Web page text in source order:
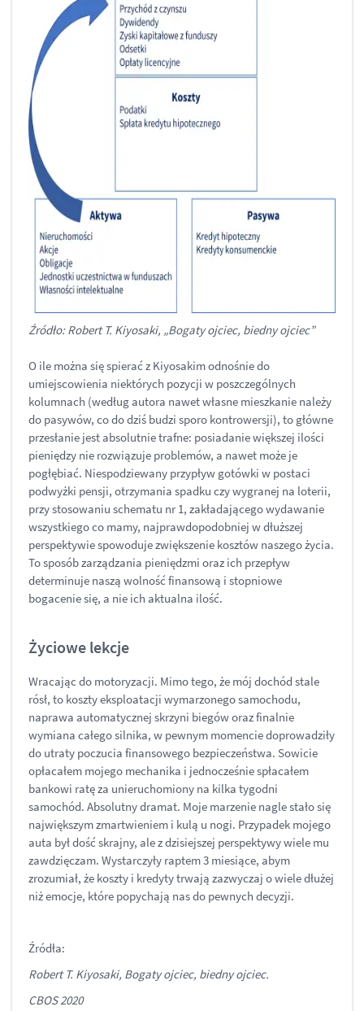
Źródło: Robert T. Kiyosaki, „Bogaty ojciec, biedny ojciec”
O ile można się spierać z Kiyosakim odnośnie do
umiejscowienia niektórych pozycji w poszczególnych
kolumnach (według autora nawet własne mieszkanie należy
do pasywów, co do dziś budzi sporo kontrowersji), to główne
przesłanie jest absolutnie trafne: posiadanie większej ilości
pieniędzy nie rozwiązuje problemów, a nawet może je
pogłębiać. Niespodziewany przypływ gotówki w postaci
podwyżki pensji, otrzymania spadku czy wygranej na loterii,
przy stosowaniu schematu nr 1, zakładającego wydawanie
wszystkiego co mamy, najprawdopodobniej w dłuższej
perspektywie spowoduje zwiększenie kosztów naszego życia.
To sposób zarządzania pieniędzmi oraz ich przepływ
determinuje naszą wolność finansową i stopniowe
bogacenie się, a nie ich aktualna ilość.
Życiowe lekcje
Wracając do motoryzacji. Mimo tego, że mój dochód stale
rósł, to koszty eksploatacji wymarzonego samochodu,
naprawa automatycznej skrzyni biegów oraz finalnie
wymiana całego silnika, w pewnym momencie doprowadziły
do utraty poczucia finansowego bezpieczeństwa. Sowicie
opłacałem mojego mechanika i jednocześnie spłacałem
bankowi ratę za unieruchomiony na kilka tygodni
samochód. Absolutny dramat. Moje marzenie nagle stało się
największym zmartwieniem i kulą u nogi. Przypadek mojego
auta był dość skrajny, ale z dzisiejszej perspektywy wiele mu
zawdzięczam. Wystarczyły raptem 3 miesiące, abym
zrozumiał, że koszty i kredyty trwają zazwyczaj o wiele dłużej
niż emocje, które popychają nas do pewnych decyzji.
Źródła:
Robert T. Kiyosaki, Bogaty ojciec, biedny ojciec.
CBOS 2020